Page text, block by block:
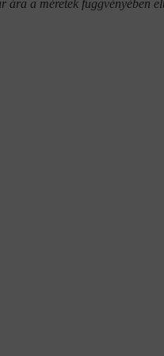
ára a méretek függvényében